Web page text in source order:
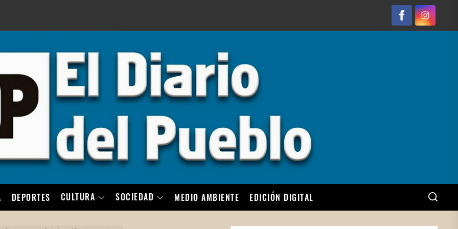
FacebookInstagram
DEPORTES CULTURA SOCIEDAD MEDIO AMBIENTE EDICIÓN DIGITAL